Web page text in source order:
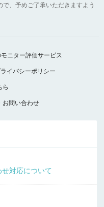
、予めご了承いただきますよう
ニター評価サービス
イバシーポリシー
ら
お問い合わせ
対応について